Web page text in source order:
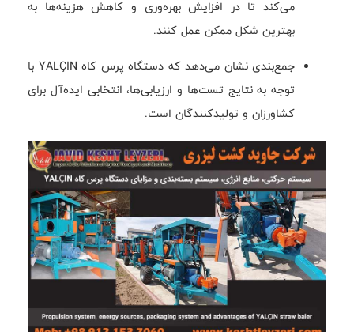
می‌کند تا در افزایش بهره‌وری و کاهش هزینه‌ها به
بهترین شکل ممکن عمل کنند.
جمع‌بندی نشان می‌دهد که دستگاه پرس کاه YALÇIN با
توجه به نتایج تست‌ها و ارزیابی‌ها، انتخابی ایده‌آل برای
کشاورزان و تولیدکنندگان است.